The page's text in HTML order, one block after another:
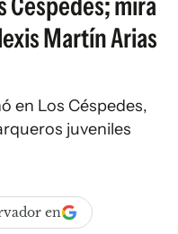
Martín Arias
en Los Céspedes,
juveniles
en